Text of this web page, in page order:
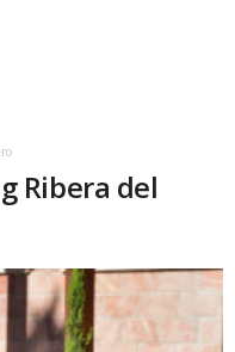
Ribera del